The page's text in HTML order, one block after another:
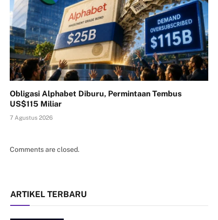
Obligasi Alphabet Diburu, Permintaan Tembus
US$115 Miliar
7 Agustus 2026
Comments are closed.
ARTIKEL TERBARU